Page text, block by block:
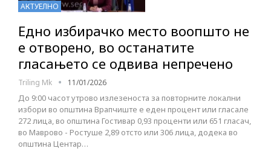
АКТУЕЛНО
Едно избирачко место воопшто не
е отворено, во останатите
гласањето се одвива непречено
Triling Mk 11/01/2026
До 9:00 часот утрово излезеноста за повторните локални
избори во општина Врапчиште е еден процент или гласале
272 лица, во општина Гостивар 0,93 проценти или 651 гласач,
во Маврово - Ростуше 2,89 отсто или 306 лица, додека во
општина Центар…